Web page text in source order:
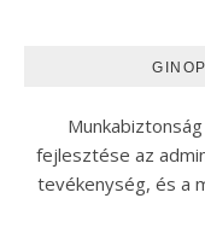
fejlesztése az
tevékenység, és a